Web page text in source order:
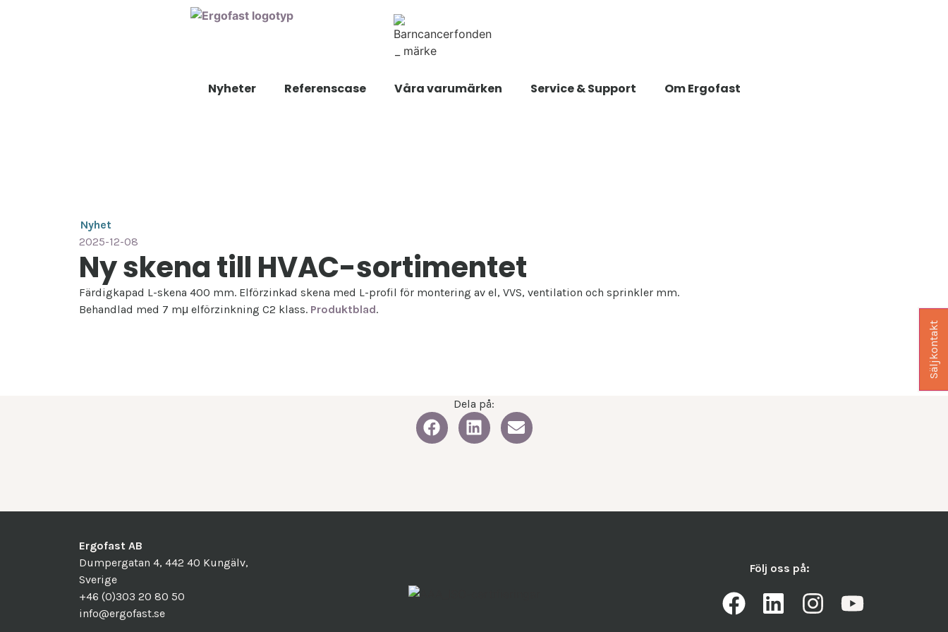
Nyheter Referenscase Våra varumärken Service & Support Om Ergofast
Nyhet
2025-12-08
Ny skena till HVAC-sortimentet
Färdigkapad L-skena 400 mm. Elförzinkad skena med L-profil för montering av el, VVS, ventilation och sprinkler mm.
Behandlad med 7 mμ elförzinkning C2 klass. Produktblad.
Dela på:
Ergofast AB
Dumpergatan 4, 442 40 Kungälv,
Sverige
+46 (0)303 20 80 50
info@ergofast.se
Följ oss på:
Säljkontakt